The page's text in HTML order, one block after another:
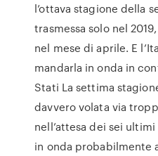
l’ottava stagione della
trasmessa solo nel
nel mese di aprile. E
mandarla in onda in
Stati La settima
davvero volata via
nell’attesa dei sei
in onda probabilmente